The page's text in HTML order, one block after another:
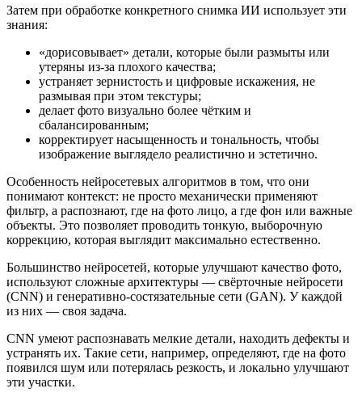
Затем при обработке конкретного снимка ИИ использует эти
знания:
«дорисовывает» детали, которые были размыты или
утеряны из-за плохого качества;
устраняет зернистость и цифровые искажения, не
размывая при этом текстуры;
делает фото визуально более чётким и
сбалансированным;
корректирует насыщенность и тональность, чтобы
изображение выглядело реалистично и эстетично.
Особенность нейросетевых алгоритмов в том, что они
понимают контекст: не просто механически применяют
фильтр, а распознают, где на фото лицо, а где фон или важные
объекты. Это позволяет проводить тонкую, выборочную
коррекцию, которая выглядит максимально естественно.
Большинство нейросетей, которые улучшают качество фото,
используют сложные архитектуры — свёрточные нейросети
(CNN) и генеративно-состязательные сети (GAN). У каждой
из них — своя задача.
CNN умеют распознавать мелкие детали, находить дефекты и
устранять их. Такие сети, например, определяют, где на фото
появился шум или потерялась резкость, и локально улучшают
эти участки.